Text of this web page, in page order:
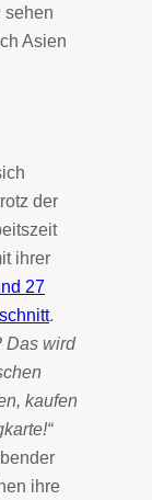
sehen
Asien
der
ihrer
27
.
Das wird
kaufen
ihre